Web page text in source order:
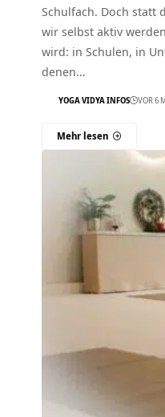
Schulfach. Doch statt
wir selbst aktiv
wird: in Schulen, in
denen…
YOGA VIDYA INFOS VOR 6
Mehr lesen